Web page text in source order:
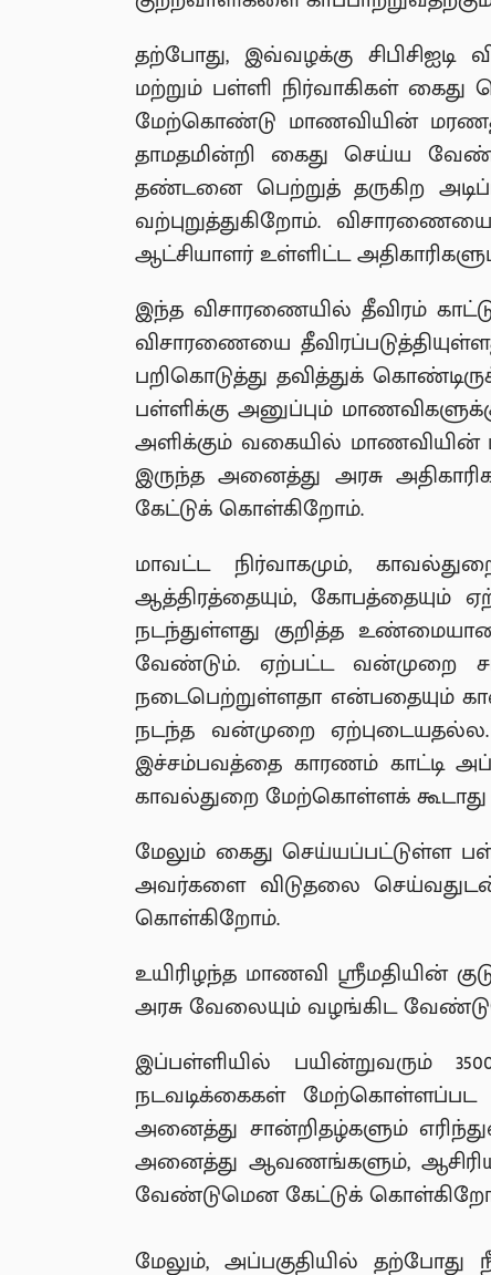
தற்போது, இவ்வழக்கு சிபிசிஐடி
மற்றும் பள்ளி நிர்வாகிகள் கைது
மேற்கொண்டு மாணவியின்
தாமதமின்றி கைது செய்ய
தண்டனை பெற்றுத் தருகிற
வற்புறுத்துகிறோம்.
ஆட்சியாளர் உள்ளிட்ட
இந்த விசாரணையில் தீவிரம்
விசாரணையை
பறிகொடுத்து தவித்துக்
பள்ளிக்கு அனுப்பும்
அளிக்கும் வகையில் மாணவியின்
இருந்த அனைத்து அரசு
கேட்டுக் கொள்கிறோம்.
மாவட்ட நிர்வாகமும்,
ஆத்திரத்தையும், கோபத்தையும்
நடந்துள்ளது குறித்த
வேண்டும். ஏற்பட்ட வன்முறை
நடைபெற்றுள்ளதா என்பதையும்
நடந்த வன்முறை
இச்சம்பவத்தை காரணம் காட்டி
காவல்துறை மேற்கொள்ளக்
மேலும் கைது செய்யப்பட்டுள்ள
அவர்களை விடுதலை
கொள்கிறோம்.
உயிரிழந்த மாணவி ஸ்ரீமதியின்
அரசு வேலையும் வழங்கிட
இப்பள்ளியில் பயின்றுவரும்
நடவடிக்கைகள் மேற்கொள்ளப்பட
அனைத்து சான்றிதழ்களும்
அனைத்து ஆவணங்களும்,
வேண்டுமென கேட்டுக்
மேலும், அப்பகுதியில் தற்போது